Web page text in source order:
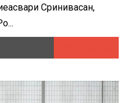
Сринивасан,